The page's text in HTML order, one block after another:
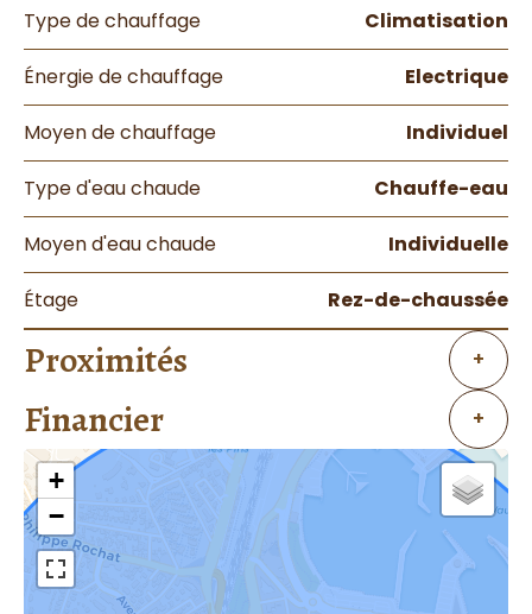
Type de chauffage Climatisation
Énergie de chauffage Electrique
Moyen de chauffage Individuel
Type d'eau chaude Chauffe-eau
Moyen d'eau chaude Individuelle
Étage Rez-de-chaussée
Proximités +
Financier +
+
−